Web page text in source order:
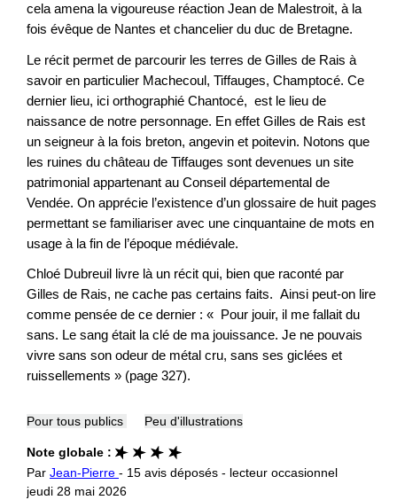
cela amena la vigoureuse réaction Jean de Malestroit, à la
fois évêque de Nantes et chancelier du duc de Bretagne.
Le récit permet de parcourir les terres de Gilles de Rais à
savoir en particulier Machecoul, Tiffauges, Champtocé. Ce
dernier lieu, ici orthographié Chantocé, est le lieu de
naissance de notre personnage. En effet Gilles de Rais est
un seigneur à la fois breton, angevin et poitevin. Notons que
les ruines du château de Tiffauges sont devenues un site
patrimonial appartenant au Conseil départemental de
Vendée. On apprécie l’existence d’un glossaire de huit pages
permettant se familiariser avec une cinquantaine de mots en
usage à la fin de l’époque médiévale.
Chloé Dubreuil livre là un récit qui, bien que raconté par
Gilles de Rais, ne cache pas certains faits. Ainsi peut-on lire
comme pensée de ce dernier : « Pour jouir, il me fallait du
sans. Le sang était la clé de ma jouissance. Je ne pouvais
vivre sans son odeur de métal cru, sans ses giclées et
ruissellements » (page 327).
Pour tous publics Peu d'illustrations
Note globale :
Par Jean-Pierre - 15 avis déposés - lecteur occasionnel
jeudi 28 mai 2026